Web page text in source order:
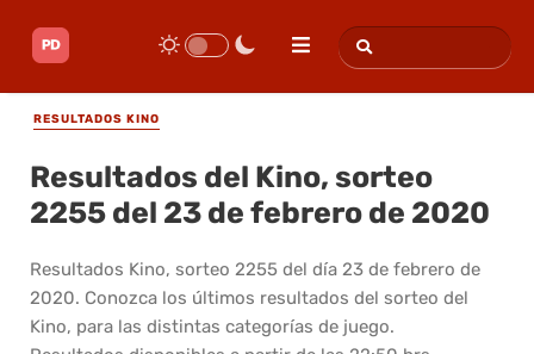
RESULTADOS KINO
Resultados del Kino, sorteo
2255 del 23 de febrero de 2020
Resultados Kino, sorteo 2255 del día 23 de febrero de
2020. Conozca los últimos resultados del sorteo del
Kino, para las distintas categorías de juego.